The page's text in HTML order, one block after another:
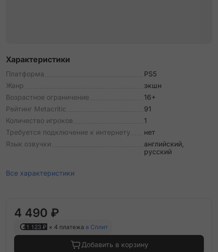
Характеристики
Платформа
PS5
Жанр
экшн
Возрастное ограничение
16+
Рейтинг Metacritic
91
Количество игроков
1
Требуется подключение к интернету
нет
Язык озвучки
английский,
русский
Все характеристики
4 490 ₽
1 123 ₽ × 4 платежа в Сплит
Добавить в корзину